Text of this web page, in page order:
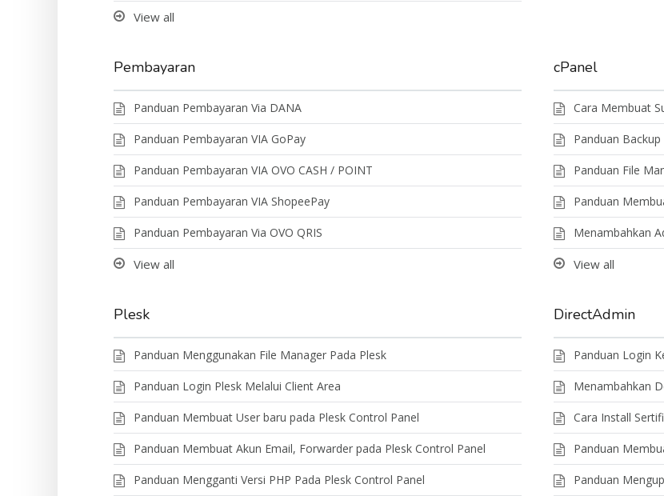
View all
Pembayaran
Panduan Pembayaran Via DANA
Panduan Pembayaran VIA GoPay
Panduan Pembayaran VIA OVO CASH / POINT
Panduan Pembayaran VIA ShopeePay
Panduan Pembayaran Via OVO QRIS
View all
cPanel
Cara Membuat
Panduan Backup
Panduan File
Panduan
Menambahkan
View all
Plesk
Panduan Menggunakan File Manager Pada Plesk
Panduan Login Plesk Melalui Client Area
Panduan Membuat User baru pada Plesk Control Panel
Panduan Membuat Akun Email, Forwarder pada Plesk Control Panel
Panduan Mengganti Versi PHP Pada Plesk Control Panel
DirectAdmin
Panduan Login
Menambahkan
Cara Install
Panduan
Panduan